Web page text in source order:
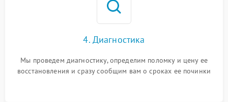
4. Диагностика
Мы проведем диагностику, определим поломку и цену ее
восстановления и сразу сообщим вам о сроках ее починки